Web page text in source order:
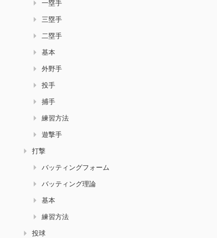
一塁手
三塁手
二塁手
基本
外野手
投手
捕手
練習方法
遊撃手
打撃
バッティングフォーム
バッティング理論
基本
練習方法
投球